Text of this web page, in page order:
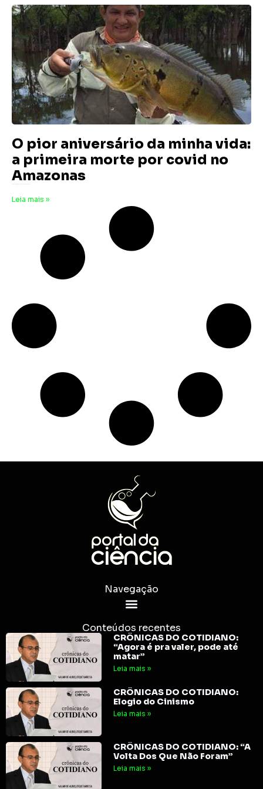
O pior aniversário da minha vida:
a primeira morte por covid no
Amazonas
Leia mais »
Navegação
Conteúdos recentes
CRÔNICAS DO COTIDIANO:
“Agora é pra valer, pode até
matar”
Leia mais »
CRÔNICAS DO COTIDIANO:
Elogio do Cinismo
Leia mais »
CRÔNICAS DO COTIDIANO: “A
Volta Dos Que Não Foram”
Leia mais »